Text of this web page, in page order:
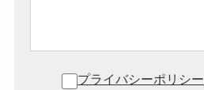
プライバシーポリシー